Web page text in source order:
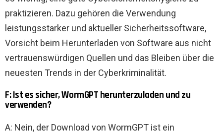
praktizieren. Dazu gehören die Verwendung
leistungsstarker und aktueller Sicherheitssoftware,
Vorsicht beim Herunterladen von Software aus nicht
vertrauenswürdigen Quellen und das Bleiben über die
neuesten Trends in der Cyberkriminalität.
F: Ist es sicher, WormGPT herunterzuladen und zu
verwenden?
A: Nein, der Download von WormGPT ist ein